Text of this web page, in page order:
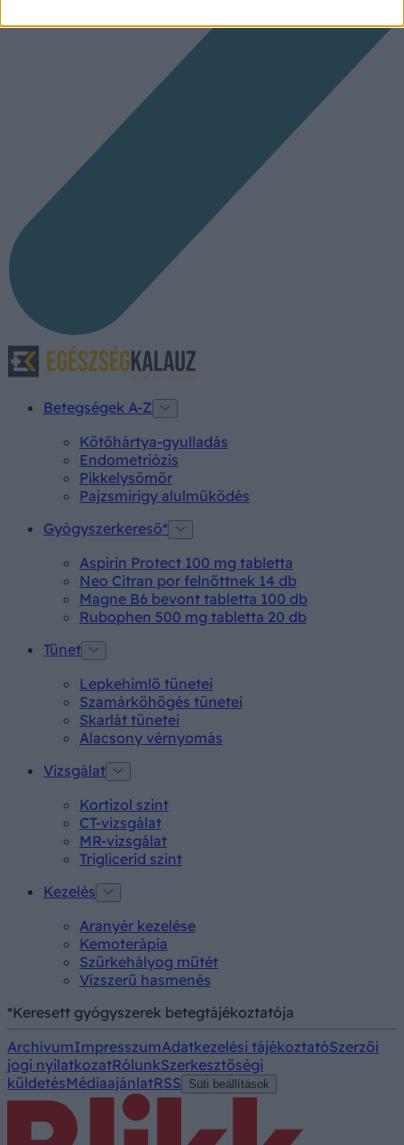
Betegségek A-Z
Kötőhártya-gyulladás
Endometriózis
Pikkelysömör
Pajzsmirigy alulműködés
Gyógyszerkereső*
Aspirin Protect 100 mg tabletta
Neo Citran por felnőttnek 14 db
Magne B6 bevont tabletta 100 db
Rubophen 500 mg tabletta 20 db
Tünet
Lepkehimlő tünetei
Szamárköhögés tünetei
Skarlát tünetei
Alacsony vérnyomás
Vizsgálat
Kortizol szint
CT-vizsgálat
MR-vizsgálat
Triglicerid szint
Kezelés
Aranyér kezelése
Kemoterápia
Szürkehályog műtét
Vízszerű hasmenés
*Keresett gyógyszerek betegtájékoztatója
ArchívumImpresszumAdatkezelési tájékoztatóSzerzői
jogi nyilatkozatRólunkSzerkesztőségi
küldetésMédiaajánlatRSS Süti beállítások